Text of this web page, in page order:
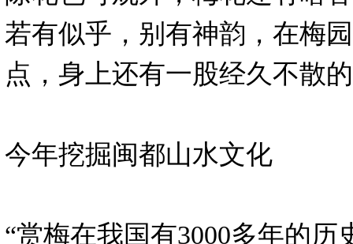
若有似乎，别有神韵，在梅
点，身上还有一股经久不散
今年挖掘闽都山水文化
“赏梅在我国有3000多年的